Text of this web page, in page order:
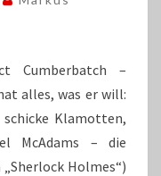
Cumberbatch –
alles, was er will:
Klamotten,
McAdams – die
Holmes“)